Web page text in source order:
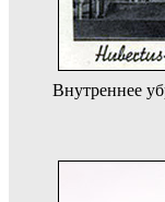
Внутреннее